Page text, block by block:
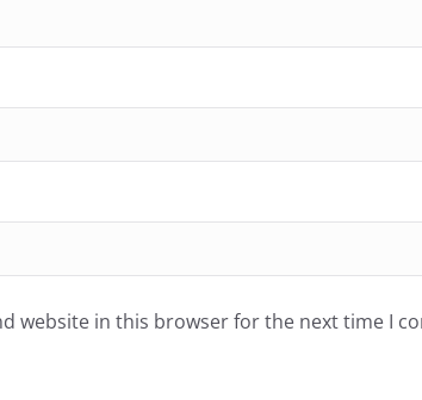
website in this browser for the next time I